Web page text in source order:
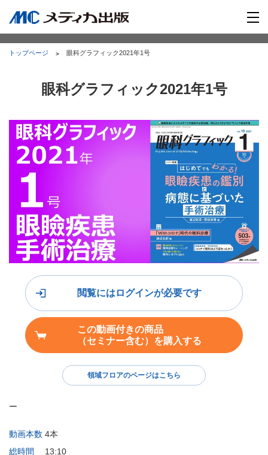
トップページ 眼科グラフィック2021年1号
眼科グラフィック2021年1号
ー
動画本数 4本
総時間
13:10
閲覧にはログインが必要です
この動画付きの商品
（セミナー含む）を購入する
領域フロアのページはこちら